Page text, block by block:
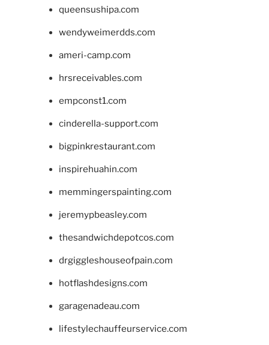
queensushipa.com
wendyweimerdds.com
ameri-camp.com
hrsreceivables.com
empconst1.com
cinderella-support.com
bigpinkrestaurant.com
inspirehuahin.com
memmingerspainting.com
jeremypbeasley.com
thesandwichdepotcos.com
drgiggleshouseofpain.com
hotflashdesigns.com
garagenadeau.com
lifestylechauffeurservice.com